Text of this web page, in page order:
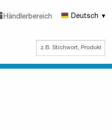
Händlerbereich Deutsch